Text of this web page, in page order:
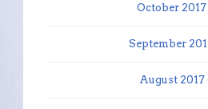
October 2017
September
August 2017